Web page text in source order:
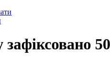
зафіксовано